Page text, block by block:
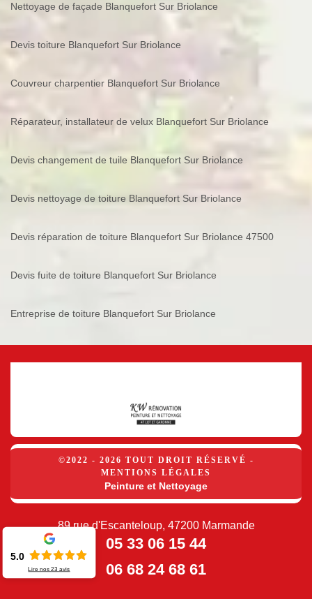
Nettoyage de façade Blanquefort Sur Briolance
Devis toiture Blanquefort Sur Briolance
Couvreur charpentier Blanquefort Sur Briolance
Réparateur, installateur de velux Blanquefort Sur Briolance
Devis changement de tuile Blanquefort Sur Briolance
Devis nettoyage de toiture Blanquefort Sur Briolance
Devis réparation de toiture Blanquefort Sur Briolance 47500
Devis fuite de toiture Blanquefort Sur Briolance
Entreprise de toiture Blanquefort Sur Briolance
©2022 - 2026 TOUT DROIT RÉSERVÉ -
MENTIONS LÉGALES
Peinture et Nettoyage
89 rue d'Escanteloup, 47200 Marmande
05 33 06 15 44
06 68 24 68 61
5.0
Lire nos23 avis